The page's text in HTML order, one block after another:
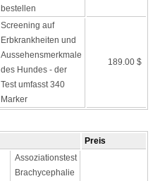
bestellen
Screening auf
Erbkrankheiten und
Aussehensmerkmale
des Hundes - der
Test umfasst 340
Marker
189.00 $
Preis
Assoziationstest
Brachycephalie